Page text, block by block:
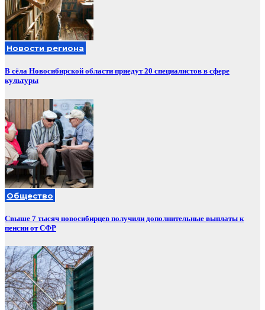
Новости региона
В сёла Новосибирской области приедут 20 специалистов в сфере
культуры
Общество
Свыше 7 тысяч новосибирцев получили дополнительные выплаты к
пенсии от СФР